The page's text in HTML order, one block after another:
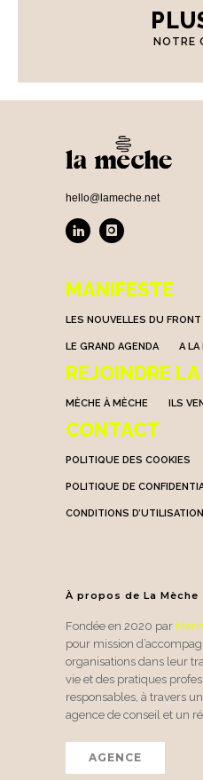
NOTRE
hello@lameche.net
MANIFESTE
LES NOUVELLES DU FRONT
LE GRAND AGENDA A LA
REJOINDRE
MÈCHE À MÈCHE ILS
CONTACT
POLITIQUE DES COOKIES
POLITIQUE DE
CONDITIONS D’UTILISATION
À propos de La Mèche
Fondée en 2020 par
pour mission
organisations dans leur
vie et des pratiques
responsables, à travers
agence de conseil et un
AGENCE